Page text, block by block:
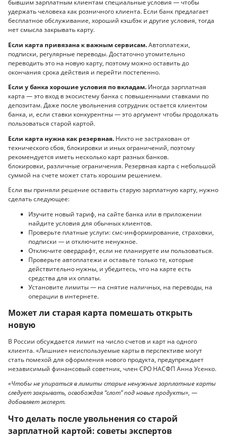
бывшим зарплатным клиентам специальные условия — чтобы
удержать человека как розничного клиента. Если банк предлагает
бесплатное обслуживание, хороший кэшбэк и другие условия, тогда
нет смысла закрывать карту.
Если карта привязана к важным сервисам.Автоплатежи,
подписки, регулярные переводы. Достаточно утомительно
переводить это на новую карту, поэтому можно оставить до
окончания срока действия и перейти постепенно.
Если у банка хорошие условия по вкладам. Иногда зарплатная
карта — это вход в экосистему банка с повышенными ставками по
депозитам. Даже после увольнения сотрудник остается клиентом
банка, и, если ставки конкурентны — это аргумент чтобы продолжать
пользоваться старой картой.
Если карта нужна как резервная. Никто не застрахован от
технического сбоя, блокировки и иных ограничений, поэтому
рекомендуется иметь несколько карт разных банков.
блокировки, различные ограничения. Резервная карта с небольшой
суммой на счете может стать хорошим решением.
Если вы приняли решение оставить старую зарплатную карту, нужно
сделать следующее:
Изучите новый тариф, на сайте банка или в приложении
найдите условия для обычных клиентов.
Проверьте платные услуги: смс-информирование, страховки,
подписки — и отключите ненужное.
Отключите овердрафт, если не планируете им пользоваться.
Проверьте автоплатежи и оставьте только те, которые
действительно нужны, и убедитесь, что на карте есть
средства для их оплаты.
Установите лимиты — на снятие наличных, на переводы, на
операции в интернете.
Может ли старая карта помешать открыть
новую
В России обсуждается лимит на число счетов и карт на одного
клиента. «Лишние» неиспользуемые карты в перспективе могут
стать помехой для оформления нового продукта, предупреждает
независимый финансовый советник, член СРО НАСФП Анна Усенко.
«Чтобы не упираться в лимиты старые ненужные зарплатные карты
следует закрывать, освобождая “слот” под новые продукты», —
добавляет эксперт.
Что делать после увольнения со старой
зарплатной картой: советы экспертов